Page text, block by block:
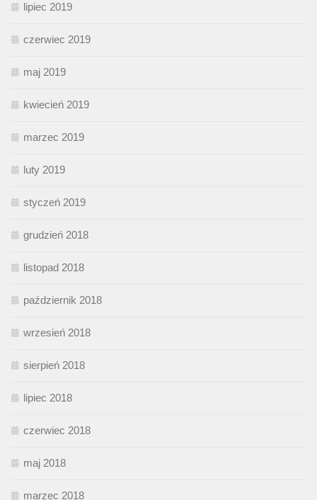
lipiec 2019
czerwiec 2019
maj 2019
kwiecień 2019
marzec 2019
luty 2019
styczeń 2019
grudzień 2018
listopad 2018
październik 2018
wrzesień 2018
sierpień 2018
lipiec 2018
czerwiec 2018
maj 2018
marzec 2018